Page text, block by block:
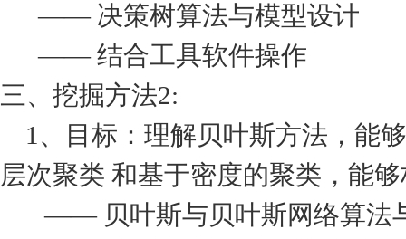
—— 决策树算法与模型设计
—— 结合工具软件操作
三、挖掘方法2:
1、目标：理解贝叶斯方法，能
层次聚类 和基于密度的聚类，能
—— 贝叶斯与贝叶斯网络算法